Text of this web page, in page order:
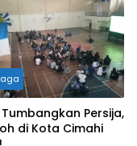
Tumbangkan Persija,
di Kota Cimahi